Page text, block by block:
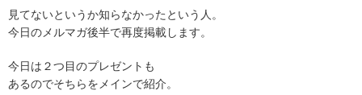
見てないというか知らなかったという人。
今日のメルマガ後半で再度掲載します。
今日は２つ目のプレゼントも
あるのでそちらをメインで紹介。